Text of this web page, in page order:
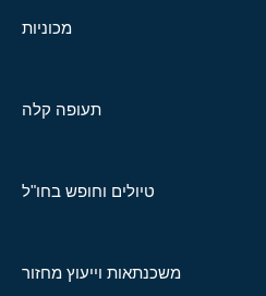
מכוניות
תעופה קלה
טיולים וחופש בחו"ל
משכנתאות וייעוץ מחזור